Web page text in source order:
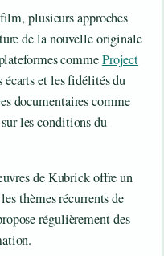
plusieurs approches
de la nouvelle originale
commeProject
écarts et les fidélités du
documentaires comme
les conditions du
de Kubrick offre un
thèmes récurrents de
régulièrement des